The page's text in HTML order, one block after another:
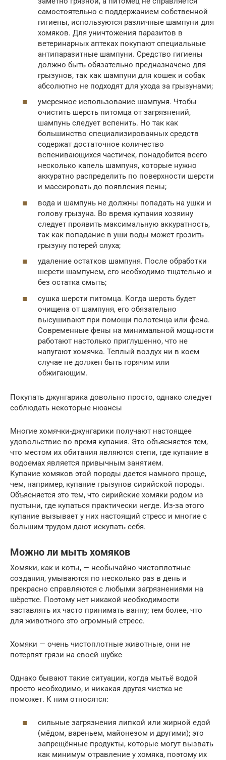
самостоятельно с поддержанием собственной
гигиены, используются различные шампуни для
хомяков. Для уничтожения паразитов в
ветеринарных аптеках покупают специальные
антипаразитные шампуни. Средство гигиены
должно быть обязательно предназначено для
грызунов, так как шампуни для кошек и собак
абсолютно не подходят для ухода за грызунами;
умеренное использование шампуня. Чтобы
очистить шерсть питомца от загрязнений,
шампунь следует вспенить. Но так как
большинство специализированных средств
содержат достаточное количество
вспенивающихся частичек, понадобится всего
несколько капель шампуня, которые нужно
аккуратно распределить по поверхности шерсти
и массировать до появления пены;
вода и шампунь не должны попадать на ушки и
голову грызуна. Во время купания хозяину
следует проявить максимальную аккуратность,
так как попадание в уши воды может грозить
грызуну потерей слуха;
удаление остатков шампуня. После обработки
шерсти шампунем, его необходимо тщательно и
без остатка смыть;
сушка шерсти питомца. Когда шерсть будет
очищена от шампуня, его обязательно
высушивают при помощи полотенца или фена.
Современные фены на минимальной мощности
работают настолько приглушенно, что не
напугают хомячка. Теплый воздух ни в коем
случае не должен быть горячим или
обжигающим.
Покупать джунгарика довольно просто, однако следует
соблюдать некоторые нюансы
Многие хомячки-джунгарики получают настоящее
удовольствие во время купания. Это объясняется тем,
что местом их обитания являются степи, где купание в
водоемах является привычным занятием.
Купание хомяков этой породы дается намного проще,
чем, например, купание грызунов сирийской породы.
Объясняется это тем, что сирийские хомяки родом из
пустыни, где купаться практически негде. Из-за этого
купание вызывает у них настоящий стресс и многие с
большим трудом дают искупать себя.
Можно ли мыть хомяков
Хомяки, как и коты, — необычайно чистоплотные
создания, умываются по несколько раз в день и
прекрасно справляются с любыми загрязнениями на
шёрстке. Поэтому нет никакой необходимости
заставлять их часто принимать ванну; тем более, что
для животного это огромный стресс.
Хомяки — очень чистоплотные животные, они не
потерпят грязи на своей шубке
Однако бывают такие ситуации, когда мытьё водой
просто необходимо, и никакая другая чистка не
поможет. К ним относятся:
сильные загрязнения липкой или жирной едой
(мёдом, вареньем, майонезом и другими); это
запрещённые продукты, которые могут вызвать
как минимум отравление у хомяка, поэтому их